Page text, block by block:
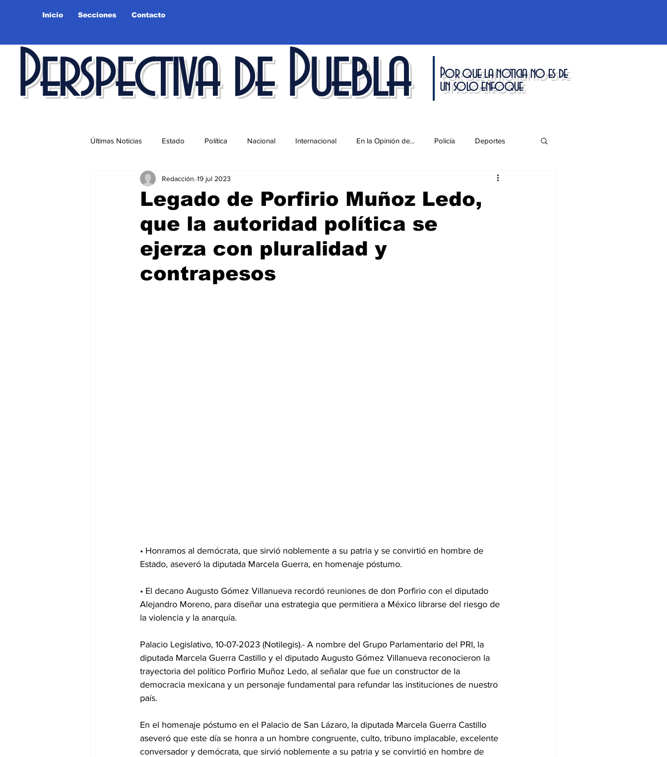
Inicio Secciones Contacto
Perspectiva de Puebla Por que la noticia no es de
un solo enfoque
Últimas Noticias Estado Política Nacional Internacional En la Opinión de... Policía Deportes
Educación Ciudad Salud
Legado de Porfirio Muñoz Ledo,
que la autoridad política se
ejerza con pluralidad y
contrapesos
Redacción. 19 jul 2023
• Honramos al demócrata, que sirvió noblemente a su patria y se convirtió en hombre de
Estado, aseveró la diputada Marcela Guerra, en homenaje póstumo.
• El decano Augusto Gómez Villanueva recordó reuniones de don Porfirio con el diputado
Alejandro Moreno, para diseñar una estrategia que permitiera a México librarse del riesgo de
la violencia y la anarquía.
Palacio Legislativo, 10-07-2023 (Notilegis).- A nombre del Grupo Parlamentario del PRI, la
diputada Marcela Guerra Castillo y el diputado Augusto Gómez Villanueva reconocieron la
trayectoria del político Porfirio Muñoz Ledo, al señalar que fue un constructor de la
democracia mexicana y un personaje fundamental para refundar las instituciones de nuestro
país.
En el homenaje póstumo en el Palacio de San Lázaro, la diputada Marcela Guerra Castillo
aseveró que este día se honra a un hombre congruente, culto, tribuno implacable, excelente
conversador y demócrata, que sirvió noblemente a su patria y se convirtió en hombre de